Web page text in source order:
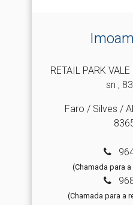
RETAIL PARK
sn ,
Faro / Silves /
(Chamada para
(Chamada para a